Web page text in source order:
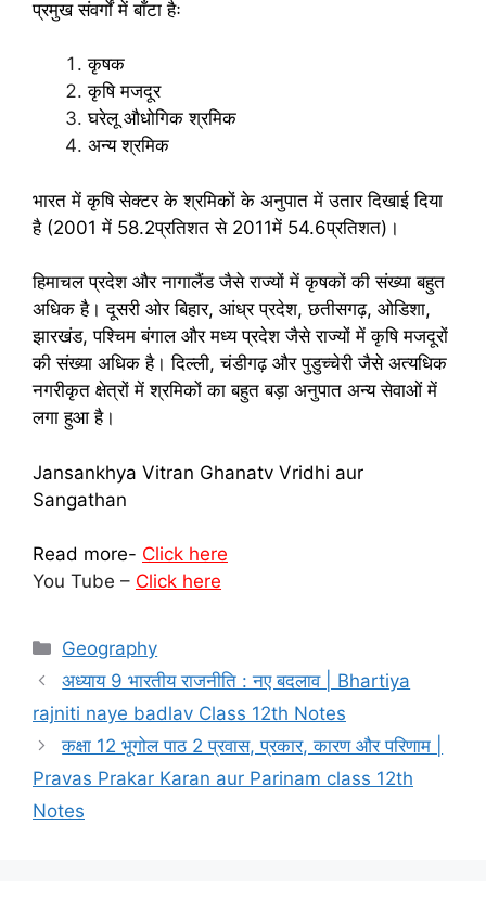
प्रमुख संवर्गों में बाँटा हैः
कृषक
कृषि मजदूर
घरेलू औधोगिक श्रमिक
अन्य श्रमिक
भारत में कृषि सेक्टर के श्रमिकों के अनुपात में उतार दिखाई दिया
है (2001 में 58.2प्रतिशत से 2011में 54.6प्रतिशत)।
हिमाचल प्रदेश और नागालैंड जैसे राज्यों में कृषकों की संख्या बहुत
अधिक है। दूसरी ओर बिहार, आंध्र प्रदेश, छतीसगढ़, ओडिशा,
झारखंड, पश्चिम बंगाल और मध्य प्रदेश जैसे राज्यों में कृषि मजदूरों
की संख्या अधिक है। दिल्ली, चंडीगढ़ और पुडुच्चेरी जैसे अत्यधिक
नगरीकृत क्षेत्रों में श्रमिकों का बहुत बड़ा अनुपात अन्य सेवाओं में
लगा हुआ है।
Jansankhya Vitran Ghanatv Vridhi aur
Sangathan
Read more- Click here
You Tube – Click here
Categories
Geography
अध्‍याय 9 भारतीय राजनीति : नए बदलाव | Bhartiya
rajniti naye badlav Class 12th Notes
कक्षा 12 भूगोल पाठ 2 प्रवास, प्रकार, कारण और परिणाम |
Pravas Prakar Karan aur Parinam class 12th
Notes